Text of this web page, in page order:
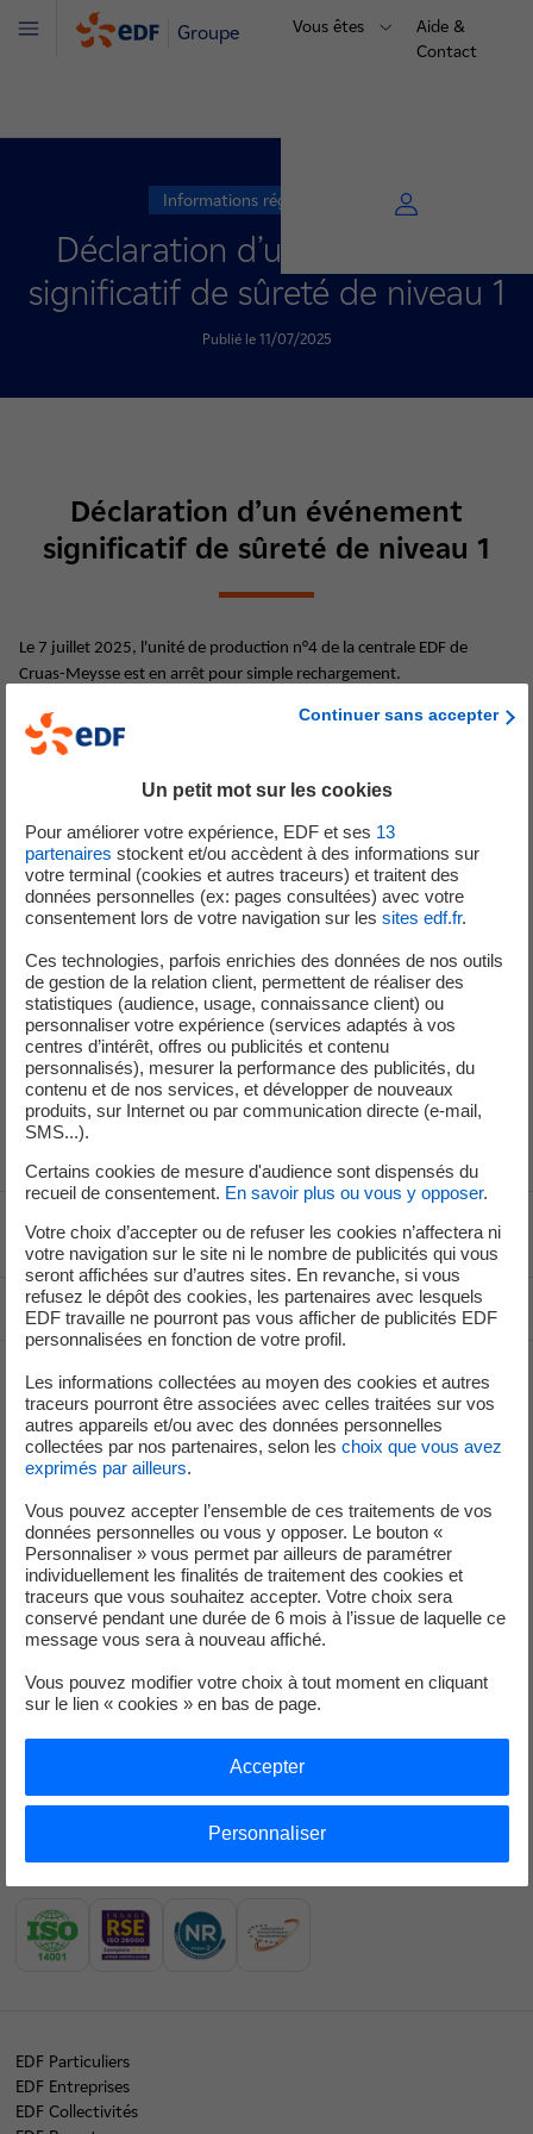
Groupe Vous êtes
Aide &
Contact
Menu
Informations réglementaires
Déclaration d’un événement
significatif de sûreté de niveau 1
Publié le 11/07/2025
Déclaration d’un événement
significatif de sûreté de niveau 1
Le 7 juillet 2025, l'unité de production n°4 de la centrale EDF de
Cruas-Meysse est en arrêt pour simple rechargement.
réalisés. L’un d’entre eux inclue des tests d’étanchéité sur un
équipement.
Lors de la préparation de cet essai, un salarié a constaté qu’un robinet
de l’équipement concerné était en position ouverte, alors qu’il aurait
dû être fermé. Après en avoir informé le service conduite, le salarié a
immédiatement corrigé la position du robinet en le refermant.
L’analyse de l’événement a révélé que ce robinet n’avait pas été
ouverte au-delà du délai autorisé par les Spécifications Techniques
d’Exploitation (STE) constitue un écart aux règles d’exploitation.
Cet événement, qui n’a eu aucune conséquence sur la sûreté des
installations, a été déclaré le 09 juillet 2025 à l’Autorité de sûreté
nucléaire et de radioprotection (ASNR) au niveau 1 de l’échelle INES,
qui en compte 7.
Voir le fil d'ariane
Haut de page
Groupe
Je déménage
Faire des économies d’énergie
Décarboner vos territoires
Nos offres d’énergie entreprises
Contacts
EDF en bref
Nos résultats financiers
EDF Particuliers
EDF Entreprises
EDF Collectivités
Continuer sans accepter
Un petit mot sur les cookies
Pour améliorer votre expérience, EDF et ses 13
partenaires stockent et/ou accèdent à des informations sur
votre terminal (cookies et autres traceurs) et traitent des
données personnelles (ex: pages consultées) avec votre
consentement lors de votre navigation sur les sites edf.fr.
Ces technologies, parfois enrichies des données de nos outils
de gestion de la relation client, permettent de réaliser des
statistiques (audience, usage, connaissance client) ou
personnaliser votre expérience (services adaptés à vos
centres d’intérêt, offres ou publicités et contenu
personnalisés), mesurer la performance des publicités, du
contenu et de nos services, et développer de nouveaux
produits, sur Internet ou par communication directe (e-mail,
SMS...).
Certains cookies de mesure d'audience sont dispensés du
recueil de consentement. En savoir plus ou vous y opposer.
Votre choix d’accepter ou de refuser les cookies n’affectera ni
votre navigation sur le site ni le nombre de publicités qui vous
seront affichées sur d’autres sites. En revanche, si vous
refusez le dépôt des cookies, les partenaires avec lesquels
EDF travaille ne pourront pas vous afficher de publicités EDF
personnalisées en fonction de votre profil.
Les informations collectées au moyen des cookies et autres
traceurs pourront être associées avec celles traitées sur vos
autres appareils et/ou avec des données personnelles
collectées par nos partenaires, selon les choix que vous avez
exprimés par ailleurs.
Vous pouvez accepter l’ensemble de ces traitements de vos
données personnelles ou vous y opposer. Le bouton «
Personnaliser » vous permet par ailleurs de paramétrer
individuellement les finalités de traitement des cookies et
traceurs que vous souhaitez accepter. Votre choix sera
conservé pendant une durée de 6 mois à l’issue de laquelle ce
message vous sera à nouveau affiché.
Vous pouvez modifier votre choix à tout moment en cliquant
sur le lien « cookies » en bas de page.
Personnaliser
Accepter